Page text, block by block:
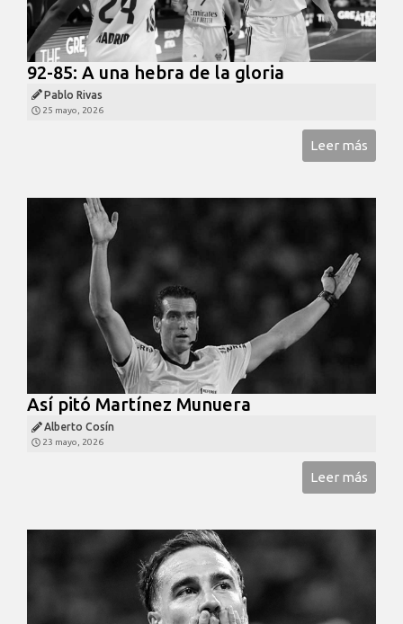
92-85: A una hebra de la gloria
Pablo Rivas
25 mayo, 2026
Leer más
Así pitó Martínez Munuera
Alberto Cosín
23 mayo, 2026
Leer más